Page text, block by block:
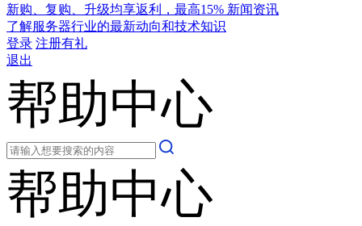
新购、复购、升级均享返利，最高15% 新闻资讯
了解服务器行业的最新动向和技术知识
登录 注册有礼
退出
帮助中心
帮助中心